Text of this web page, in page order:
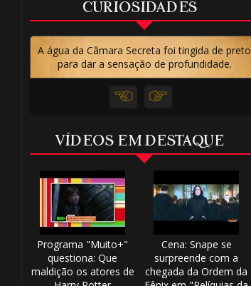
CURIOSIDADES
A água da Câmara Secreta foi tingida de preto
para dar a sensação de profundidade.
VÍDEOS EM DESTAQUE
Programa "Muito+"
questiona: Que
maldição os atores de
Cena: Snape se
surpreende com a
chegada da Ordem da
⚡
1️⃣ 8️⃣